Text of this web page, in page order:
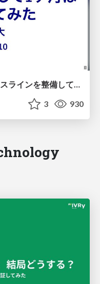
Amazon DevOps Guru のベースラインを整備して1ヶ月ほど運用してみた #jawsug_asa / Amazon DevOps Guru trial
3 930